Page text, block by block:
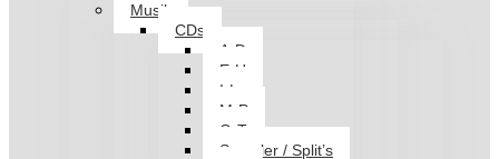
Musik
CDs
A-D
E-H
I-L
M-P
Q-T
Sampler / Split’s